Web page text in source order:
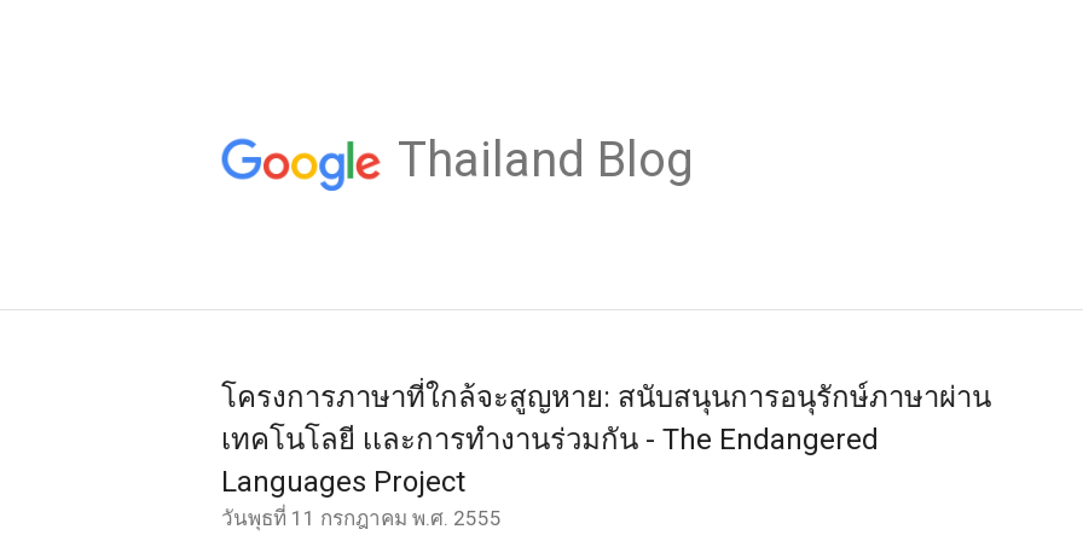
Thailand Blog
โครงการภาษาที่ใกล้จะสูญหาย: สนับสนุนการอนุรักษ์ภาษาผ่าน
เทคโนโลยี เเละการทำงานร่วมกัน - The Endangered
Languages Project
วันพุธที่ 11 กรกฎาคม พ.ศ. 2555